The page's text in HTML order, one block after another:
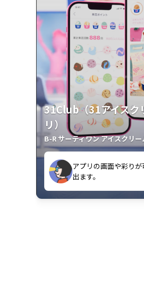
31Club（31アイスク
リ）
B-R サーティワン アイスクリ
アプリの画面や彩りが
出ます。
クラスごとに特典が
が楽しいです。